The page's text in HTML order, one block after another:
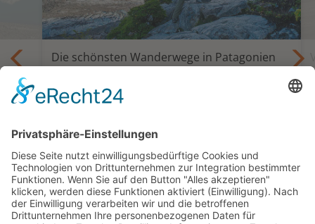
Die schönsten Wanderwege in Patagonien
Trekking und Selbstfahrertour Die
Giganten Patagoniens
Arenas oder Ushuaia
ab 5.595,— €